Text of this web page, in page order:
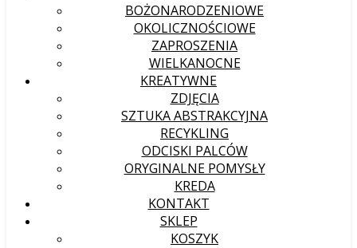
BOŻONARODZENIOWE
OKOLICZNOŚCIOWE
ZAPROSZENIA
WIELKANOCNE
KREATYWNE
ZDJĘCIA
SZTUKA ABSTRAKCYJNA
RECYKLING
ODCISKI PALCÓW
ORYGINALNE POMYSŁY
KREDA
KONTAKT
SKLEP
KOSZYK